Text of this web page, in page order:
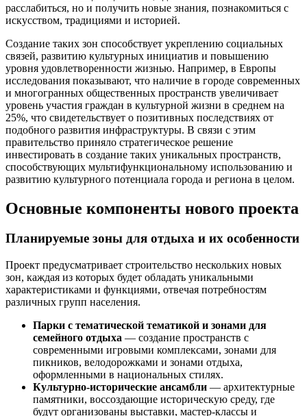
расслабиться, но и получить новые знания, познакомиться с
искусством, традициями и историей.
Создание таких зон способствует укреплению социальных
связей, развитию культурных инициатив и повышению
уровня удовлетворенности жизнью. Например, в Европы
исследования показывают, что наличие в городе современных
и многогранных общественных пространств увеличивает
уровень участия граждан в культурной жизни в среднем на
25%, что свидетельствует о позитивных последствиях от
подобного развития инфраструктуры. В связи с этим
правительство приняло стратегическое решение
инвестировать в создание таких уникальных пространств,
способствующих мультифункциональному использованию и
развитию культурного потенциала города и региона в целом.
Основные компоненты нового проекта
Планируемые зоны для отдыха и их особенности
Проект предусматривает строительство нескольких новых
зон, каждая из которых будет обладать уникальными
характеристиками и функциями, отвечая потребностям
различных групп населения.
Парки с тематической тематикой и зонами для
семейного отдыха — создание пространств с
современными игровыми комплексами, зонами для
пикников, велодорожками и зонами отдыха,
оформленными в национальных стилях.
Культурно-исторические ансамбли — архитектурные
памятники, воссоздающие историческую среду, где
будут организованы выставки, мастер-классы и